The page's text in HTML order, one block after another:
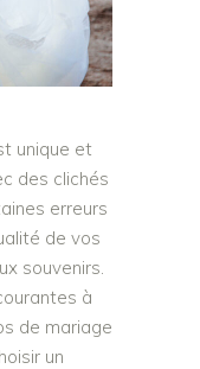
unique et
des clichés
erreurs
de vos
souvenirs.
à
de mariage
un